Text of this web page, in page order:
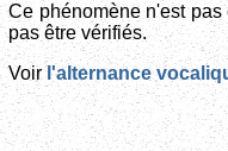
Ce phénomène n'est
pas être vérifiés.
Voir l'alternance